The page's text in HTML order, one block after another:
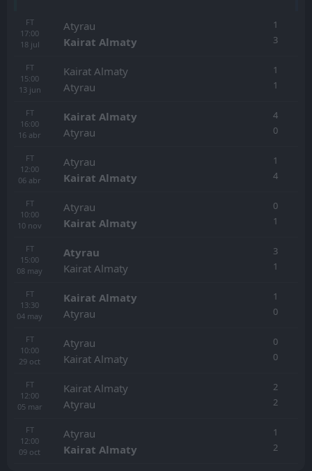
FT
17:00
18 jul
Atyrau
Kairat Almaty
1
3
FT
15:00
13 jun
Kairat Almaty
Atyrau
1
1
FT
16:00
16 abr
Kairat Almaty
Atyrau
4
0
FT
12:00
06 abr
Atyrau
Kairat Almaty
1
4
FT
10:00
10 nov
Atyrau
Kairat Almaty
0
1
FT
15:00
08 may
Atyrau
Kairat Almaty
3
1
FT
13:30
04 may
Kairat Almaty
Atyrau
1
0
FT
10:00
29 oct
Atyrau
Kairat Almaty
0
0
FT
12:00
05 mar
Kairat Almaty
Atyrau
2
2
FT
12:00
09 oct
Atyrau
Kairat Almaty
1
2